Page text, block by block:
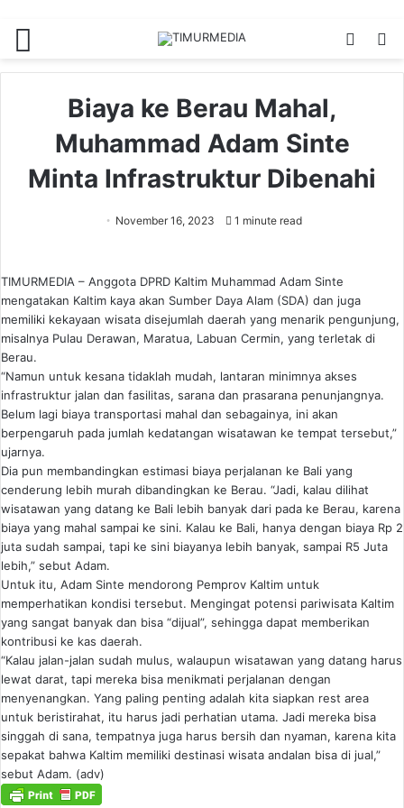
Switch
Biaya ke Berau Mahal,
Muhammad Adam Sinte
Minta Infrastruktur Dibenahi
November 16, 2023 1 minute read
TIMURMEDIA – Anggota DPRD Kaltim Muhammad Adam Sinte
mengatakan Kaltim kaya akan Sumber Daya Alam (SDA) dan juga
memiliki kekayaan wisata disejumlah daerah yang menarik pengunjung,
misalnya Pulau Derawan, Maratua, Labuan Cermin, yang terletak di
Berau.
“Namun untuk kesana tidaklah mudah, lantaran minimnya akses
infrastruktur jalan dan fasilitas, sarana dan prasarana penunjangnya.
Belum lagi biaya transportasi mahal dan sebagainya, ini akan
berpengaruh pada jumlah kedatangan wisatawan ke tempat tersebut,”
ujarnya.
Dia pun membandingkan estimasi biaya perjalanan ke Bali yang
cenderung lebih murah dibandingkan ke Berau. “Jadi, kalau dilihat
wisatawan yang datang ke Bali lebih banyak dari pada ke Berau, karena
biaya yang mahal sampai ke sini. Kalau ke Bali, hanya dengan biaya Rp 2
juta sudah sampai, tapi ke sini biayanya lebih banyak, sampai R5 Juta
lebih,” sebut Adam.
Untuk itu, Adam Sinte mendorong Pemprov Kaltim untuk
memperhatikan kondisi tersebut. Mengingat potensi pariwisata Kaltim
yang sangat banyak dan bisa “dijual”, sehingga dapat memberikan
kontribusi ke kas daerah.
“Kalau jalan-jalan sudah mulus, walaupun wisatawan yang datang harus
lewat darat, tapi mereka bisa menikmati perjalanan dengan
menyenangkan. Yang paling penting adalah kita siapkan rest area
untuk beristirahat, itu harus jadi perhatian utama. Jadi mereka bisa
singgah di sana, tempatnya juga harus bersih dan nyaman, karena kita
sepakat bahwa Kaltim memiliki destinasi wisata andalan bisa di jual,”
sebut Adam. (adv)